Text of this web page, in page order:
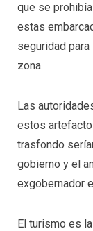
que se
estas
seguridad
zona.
Las
estos
trasfondo
gobierno y el
exgobernador
El turismo es